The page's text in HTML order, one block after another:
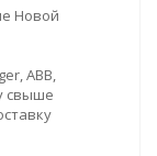
Новой
ABB,
свыше